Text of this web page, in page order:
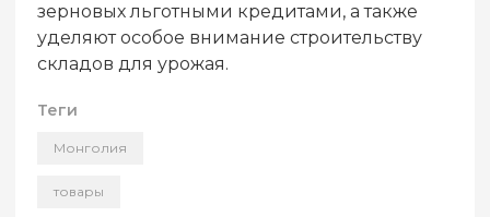
зерновых льготными кредитами, а также
уделяют особое внимание строительству
складов для урожая.
Теги
Монголия
товары